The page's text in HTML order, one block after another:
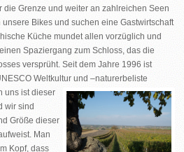
Grenze und weiter an zahlreichen Seen
Bikes und suchen eine Gastwirtschaft
Küche mundet allen vorzüglich und
Spaziergang zum Schloss, das die
versprüht. Seit dem Jahre 1996 ist
Weltkultur und –naturerbeliste
uns ist dieser
wir sind
Größe dieser
Man
Kopf, dass